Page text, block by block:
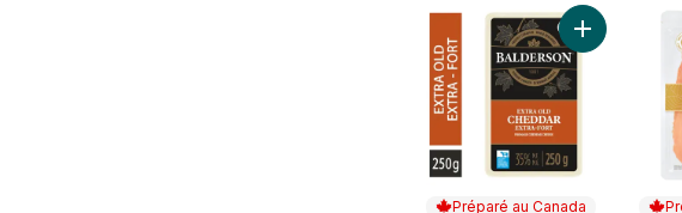
Préparé au Canada
Ajouter